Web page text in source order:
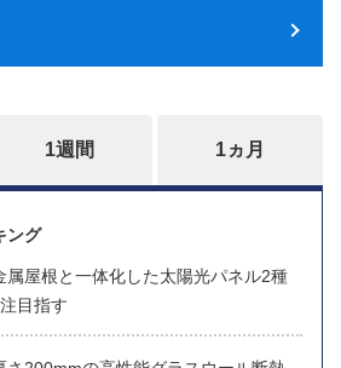
1週間 1ヵ月
ング
属屋根と一体化した太陽光パネル2種
目指す